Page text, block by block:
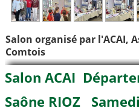
Salon organisé par l'ACAI,
Comtois
Salon ACAI
Saône RIOZ